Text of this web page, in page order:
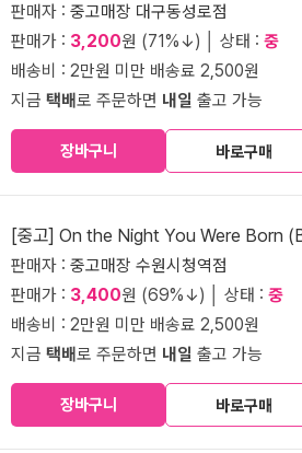
판매자 : 중고매장 대구동성로점
판매가 : 3,200원 (71%↓) │ 상태 : 중
배송비 : 2만원 미만 배송료 2,500원
지금 택배로 주문하면 내일 출고 가능
장바구니 바로구매
[중고] On the Night You Were Born
판매자 : 중고매장 수원시청역점
판매가 : 3,400원 (69%↓) │ 상태 : 중
배송비 : 2만원 미만 배송료 2,500원
지금 택배로 주문하면 내일 출고 가능
장바구니 바로구매